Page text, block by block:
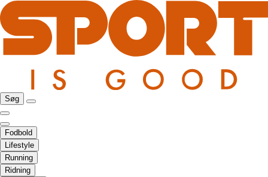
Søg
Fodbold
Lifestyle
Running
Ridning